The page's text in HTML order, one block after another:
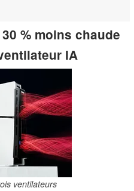
% moins chaude
IA
ventilateurs